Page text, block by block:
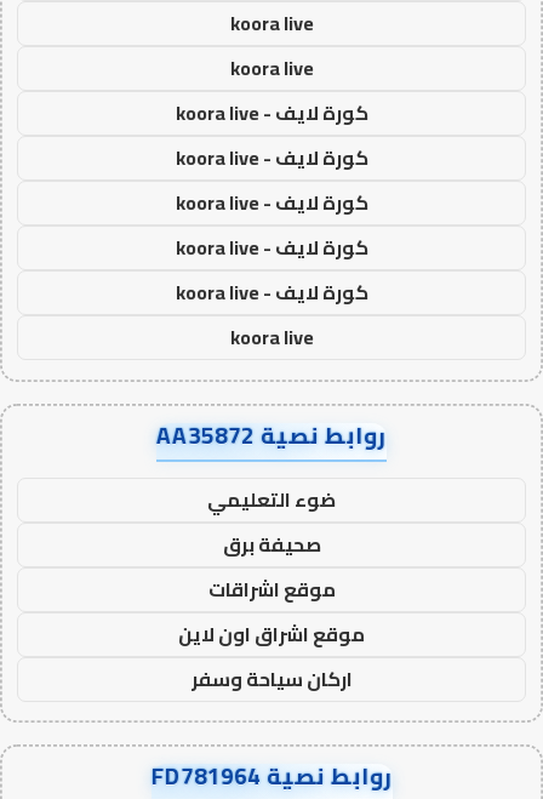
koora live
koora live
كورة لايف - koora live
كورة لايف - koora live
كورة لايف - koora live
كورة لايف - koora live
كورة لايف - koora live
koora live
روابط نصية AA35872
ضوء التعليمي
صحيفة برق
موقع اشراقات
موقع اشراق اون لاين
اركان سياحة وسفر
روابط نصية FD781964